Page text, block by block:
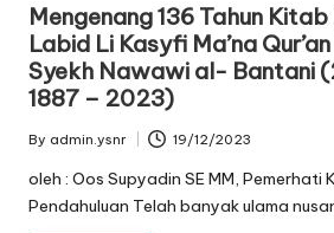
Mengenang 136 Tahun
Labid Li Kasyfi Ma’na
Syekh Nawawi al- Bantani
1887 – 2023)
Posted
by
By admin.ysnr 19/12/2023
oleh : Oos Supyadin SE MM, Pemerhati
Pendahuluan Telah banyak ulama